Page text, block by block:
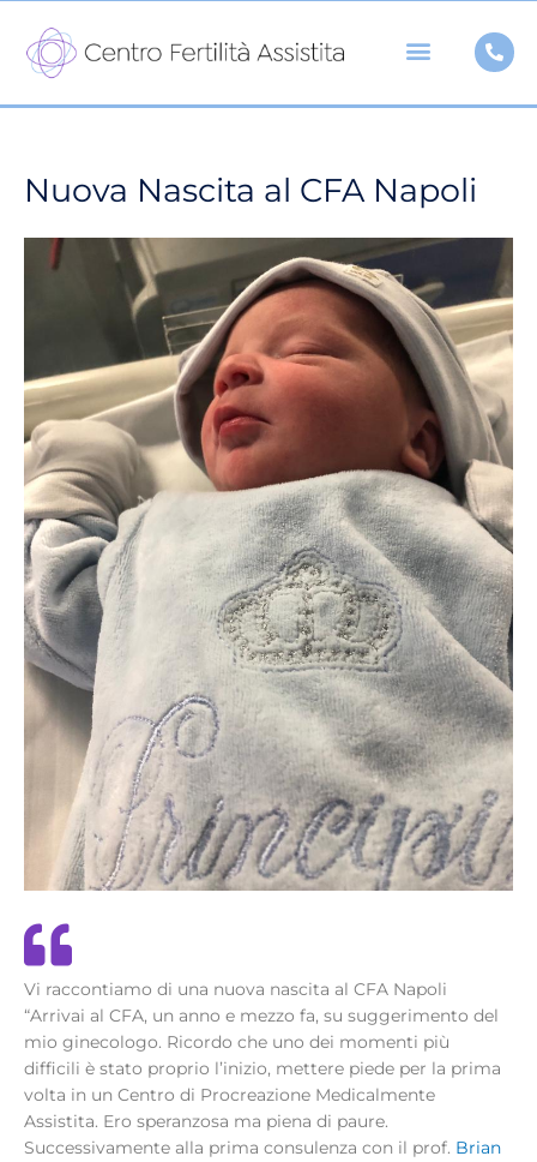
contenuto
Nuova Nascita al CFA Napoli
Vi raccontiamo di una nuova nascita al CFA Napoli
“Arrivai al CFA, un anno e mezzo fa, su suggerimento del
mio ginecologo. Ricordo che uno dei momenti più
difficili è stato proprio l’inizio, mettere piede per la prima
volta in un Centro di Procreazione Medicalmente
Assistita. Ero speranzosa ma piena di paure.
Successivamente alla prima consulenza con il prof. Brian